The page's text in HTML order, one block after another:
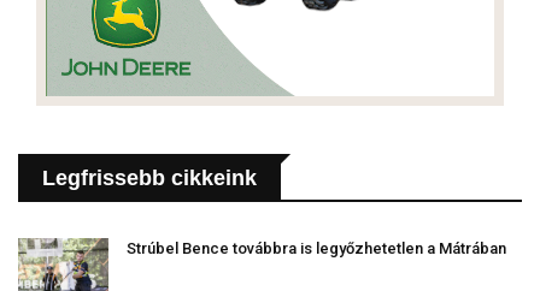
Legfrissebb cikkeink
Strúbel Bence továbbra is legyőzhetetlen a Mátrában